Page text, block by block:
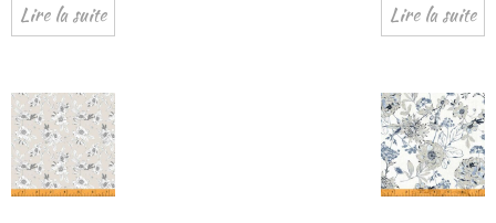
Lire la suite Lire la suite